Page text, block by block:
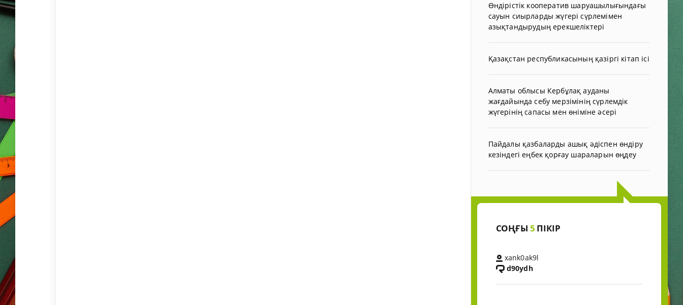
Өндірістік кооператив шаруашылығындағы
сауын сиырларды жүгері сүрлемімен
азықтандырудың ерекшеліктері
Қазақстан республикасының қазіргі кітап ісі
Алматы облысы Кербұлақ ауданы
жағдайында себу мерзімінің сүрлемдік
жүгерінің сапасы мен өніміне әсері
Пайдалы қазбаларды ашық әдіспен өндіру
кезіндегі еңбек қорғау шараларын өңдеу
СОҢҒЫ 5 ПІКІР
xank0ak9l
d90ydh